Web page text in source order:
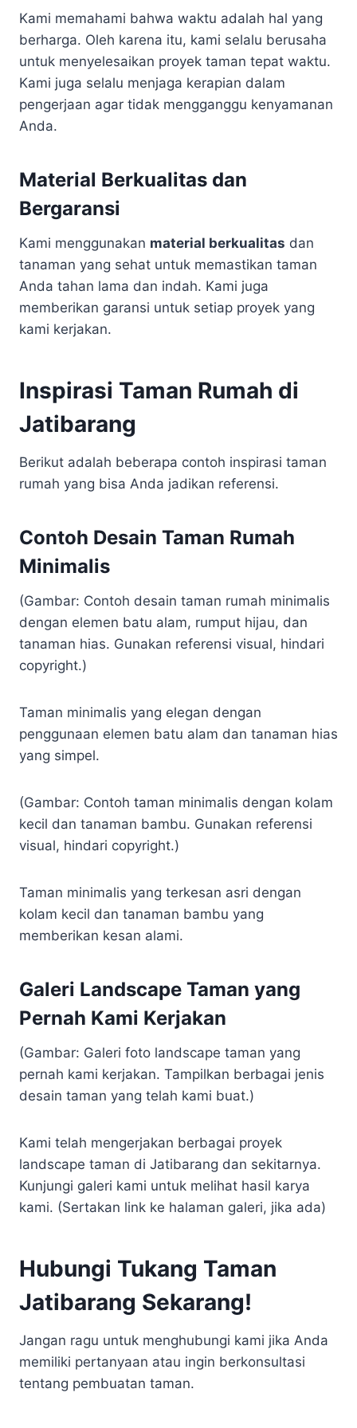
Kami memahami bahwa waktu adalah hal yang
berharga. Oleh karena itu, kami selalu berusaha
untuk menyelesaikan proyek taman tepat waktu.
Kami juga selalu menjaga kerapian dalam
pengerjaan agar tidak mengganggu kenyamanan
Anda.
Material Berkualitas dan
Bergaransi
Kami menggunakan material berkualitas dan
tanaman yang sehat untuk memastikan taman
Anda tahan lama dan indah. Kami juga
memberikan garansi untuk setiap proyek yang
kami kerjakan.
Inspirasi Taman Rumah di
Jatibarang
Berikut adalah beberapa contoh inspirasi taman
rumah yang bisa Anda jadikan referensi.
Contoh Desain Taman Rumah
Minimalis
(Gambar: Contoh desain taman rumah minimalis
dengan elemen batu alam, rumput hijau, dan
tanaman hias. Gunakan referensi visual, hindari
copyright.)
Taman minimalis yang elegan dengan
penggunaan elemen batu alam dan tanaman hias
yang simpel.
(Gambar: Contoh taman minimalis dengan kolam
kecil dan tanaman bambu. Gunakan referensi
visual, hindari copyright.)
Taman minimalis yang terkesan asri dengan
kolam kecil dan tanaman bambu yang
memberikan kesan alami.
Galeri Landscape Taman yang
Pernah Kami Kerjakan
(Gambar: Galeri foto landscape taman yang
pernah kami kerjakan. Tampilkan berbagai jenis
desain taman yang telah kami buat.)
Kami telah mengerjakan berbagai proyek
landscape taman di Jatibarang dan sekitarnya.
Kunjungi galeri kami untuk melihat hasil karya
kami. (Sertakan link ke halaman galeri, jika ada)
Hubungi Tukang Taman
Jatibarang Sekarang!
Jangan ragu untuk menghubungi kami jika Anda
memiliki pertanyaan atau ingin berkonsultasi
tentang pembuatan taman.